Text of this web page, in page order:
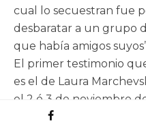
cual lo secuestran fue
desbaratar a un grupo
que había amigos
El primer testimonio
es el de Laura
el 2 ó 3 de noviembre
“Me preguntaron por